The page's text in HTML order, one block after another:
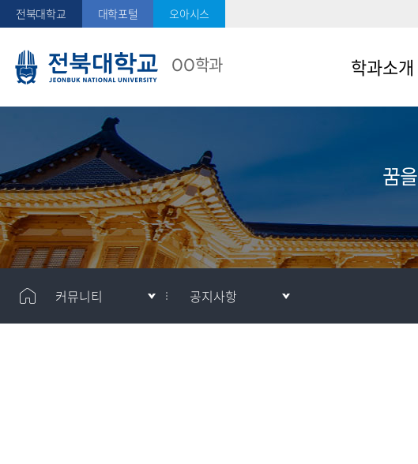
전북대학교 대학포털 오아시스
OO학과 학과소개
꿈
커뮤니티 공지사항